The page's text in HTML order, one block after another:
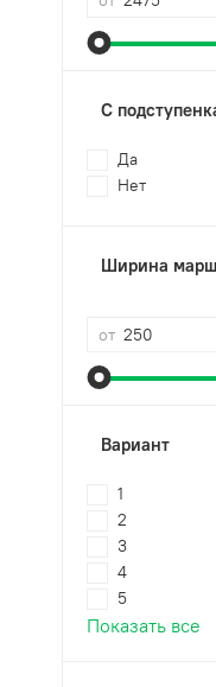
С
Да
Нет
Ширина
от
Вариант
1
2
3
4
5
Показать все